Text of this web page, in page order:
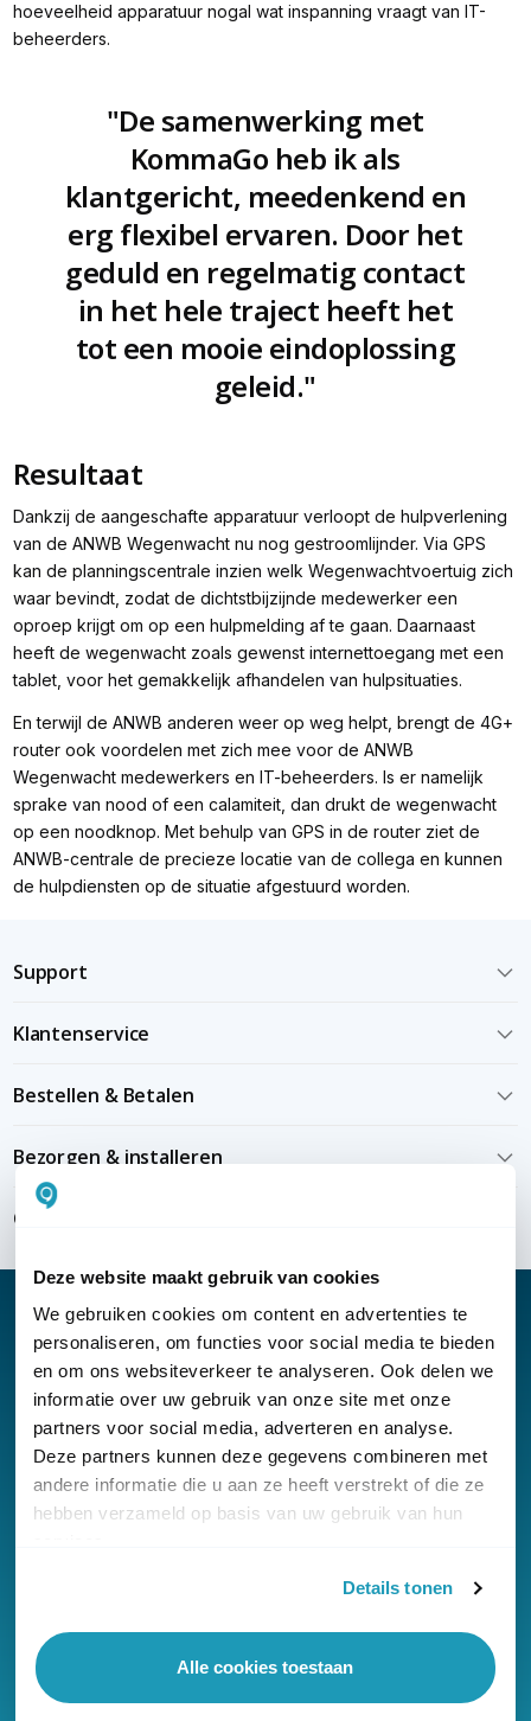
Deze website maakt gebruik van cookies
We gebruiken cookies om content en advertenties te
personaliseren, om functies voor social media te bieden
en om ons websiteverkeer te analyseren. Ook delen we
informatie over uw gebruik van onze site met onze
partners voor social media, adverteren en analyse.
Deze partners kunnen deze gegevens combineren met
andere informatie die u aan ze heeft verstrekt of die ze
hebben verzameld op basis van uw gebruik van hun
Details tonen
Alle cookies toestaan
hoeveelheid apparatuur nogal wat inspanning vraagt van IT-
beheerders.
"De samenwerking met
KommaGo heb ik als
klantgericht, meedenkend en
erg flexibel ervaren. Door het
geduld en regelmatig contact
in het hele traject heeft het
tot een mooie eindoplossing
geleid."
Resultaat
Dankzij de aangeschafte apparatuur verloopt de hulpverlening
van de ANWB Wegenwacht nu nog gestroomlijnder. Via GPS
kan de planningscentrale inzien welk Wegenwachtvoertuig zich
waar bevindt, zodat de dichtstbijzijnde medewerker een
oproep krijgt om op een hulpmelding af te gaan. Daarnaast
heeft de wegenwacht zoals gewenst internettoegang met een
tablet, voor het gemakkelijk afhandelen van hulpsituaties.
En terwijl de ANWB anderen weer op weg helpt, brengt de 4G+
router ook voordelen met zich mee voor de ANWB
Wegenwacht medewerkers en IT-beheerders. Is er namelijk
sprake van nood of een calamiteit, dan drukt de wegenwacht
op een noodknop. Met behulp van GPS in de router ziet de
ANWB-centrale de precieze locatie van de collega en kunnen
de hulpdiensten op de situatie afgestuurd worden.
Support
Klantenservice
Bestellen & Betalen
Bezorgen & installeren
Over KommaGo
Nieuwsbrief
Klantenservice